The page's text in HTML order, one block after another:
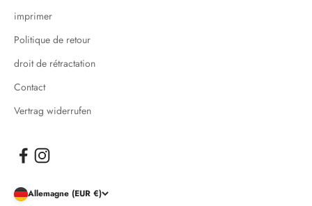
imprimer
Politique de retour
droit de rétractation
Contact
Vertrag widerrufen
Allemagne (EUR €)